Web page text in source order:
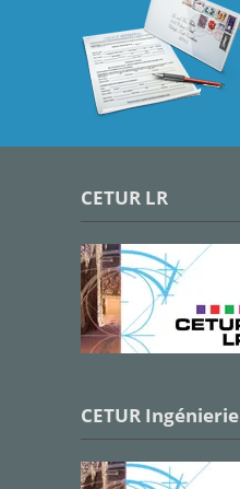
CETUR LR
CETUR Ingénierie